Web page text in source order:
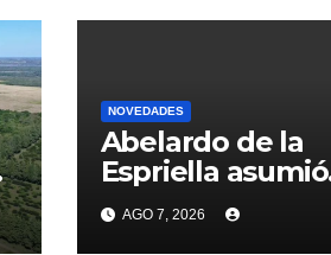
NOVEDADES
Abelardo de la
Espriella asumió
como presidente
Colombia:
AGO 7, 2026